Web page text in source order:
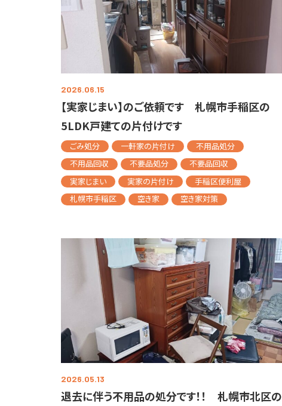
2026.06.15
【実家じまい】のご依頼です 札幌市手稲区の
5LDK戸建ての片付けです
ごみ処分 一軒家の片付け
不用品処分
不用品回収
不要品処分
不要品回収
実家じまい
実家の片付け
手稲区便利屋
札幌市手稲区
空き家 空き家対策
2026.05.13
退去に伴う不用品の処分です！！ 札幌市北区の